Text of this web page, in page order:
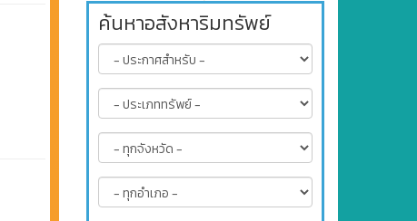
ค้นหาอสังหาริมทรัพย์